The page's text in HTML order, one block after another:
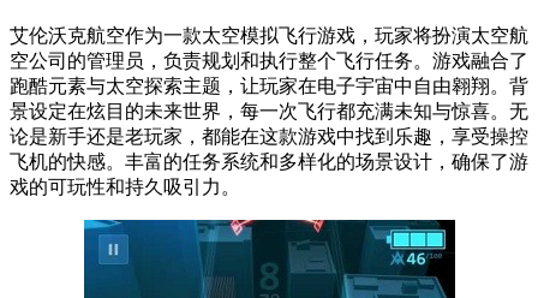
艾伦沃克航空作为一款太空模拟飞行游戏，玩家将扮演太空航
空公司的管理员，负责规划和执行整个飞行任务。游戏融合了
跑酷元素与太空探索主题，让玩家在电子宇宙中自由翱翔。背
景设定在炫目的未来世界，每一次飞行都充满未知与惊喜。无
论是新手还是老玩家，都能在这款游戏中找到乐趣，享受操控
飞机的快感。丰富的任务系统和多样化的场景设计，确保了游
戏的可玩性和持久吸引力。